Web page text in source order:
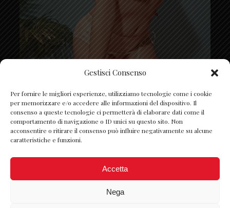
Gestisci Consenso
Per fornire le migliori esperienze, utilizziamo tecnologie come i cookie
per memorizzare e/o accedere alle informazioni del dispositivo. Il
consenso a queste tecnologie ci permetterà di elaborare dati come il
comportamento di navigazione o ID unici su questo sito. Non
acconsentire o ritirare il consenso può influire negativamente su alcune
caratteristiche e funzioni.
Accetta
Nega
Segui su Instagram